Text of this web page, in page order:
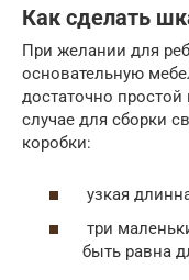
Как сделать
При желании для
основательную
достаточно
случае для сборки
коробки:
узкая
три
быть равна